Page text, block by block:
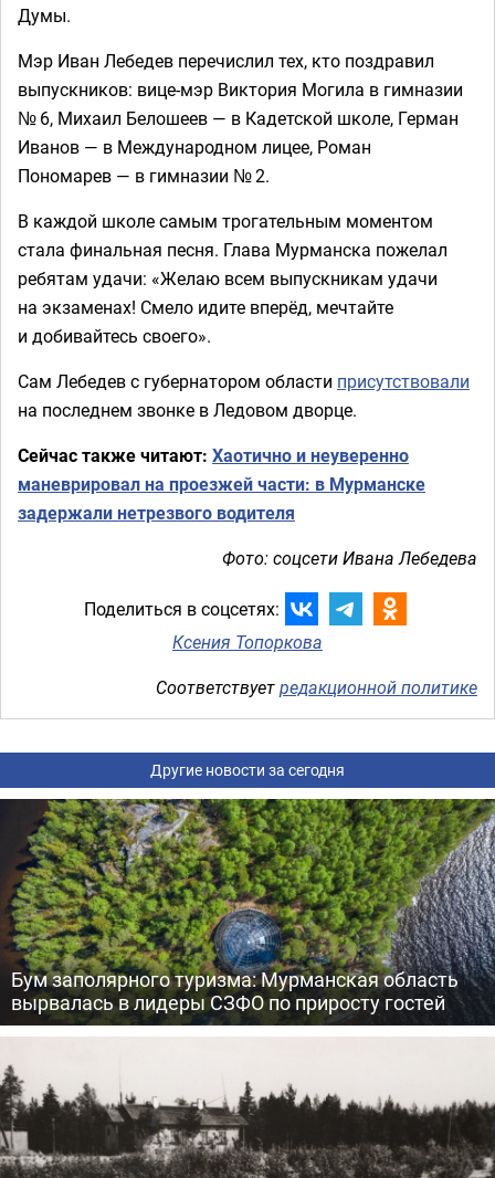
Думы.
Мэр Иван Лебедев перечислил тех, кто поздравил
выпускников: вице-мэр Виктория Могила в гимназии
№ 6, Михаил Белошеев — в Кадетской школе, Герман
Иванов — в Международном лицее, Роман
Пономарев — в гимназии № 2.
В каждой школе самым трогательным моментом
стала финальная песня. Глава Мурманска пожелал
ребятам удачи: «Желаю всем выпускникам удачи
на экзаменах! Смело идите вперёд, мечтайте
и добивайтесь своего».
Сам Лебедев с губернатором области присутствовали
на последнем звонке в Ледовом дворце.
Сейчас также читают: Хаотично и неуверенно
маневрировал на проезжей части: в Мурманске
задержали нетрезвого водителя
Фото: соцсети Ивана Лебедева
Поделиться в соцсетях:
Ксения Топоркова
Соответствуетредакционной политике
Другие новости за сегодня
Бум заполярного туризма: Мурманская область
вырвалась в лидеры СЗФО по приросту гостей